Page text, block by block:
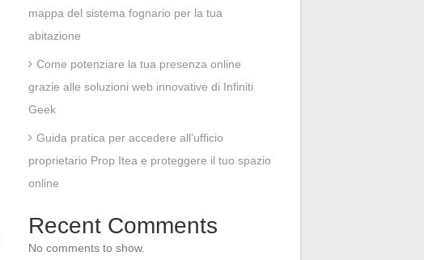
mappa del sistema fognario per la tua
abitazione
Come potenziare la tua presenza online
grazie alle soluzioni web innovative di Infiniti
Geek
Guida pratica per accedere all’ufficio
proprietario Prop Itea e proteggere il tuo spazio
online
Recent Comments
No comments to show.